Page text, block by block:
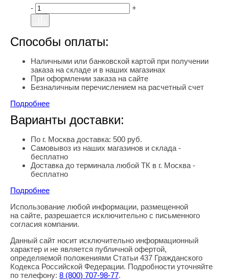
- +
Способы оплаты:
Наличными или банковской картой при получении
заказа на складе и в наших магазинах
При оформлении заказа на сайте
Безналичным перечислением на расчетный счет
Подробнее
Варианты доставки:
По г. Москва доставка: 500 руб.
Самовывоз из наших магазинов и склада -
бесплатно
Доставка до терминала любой ТК в г. Москва -
бесплатно
Подробнее
Правовая информация
Использование любой информации, размещенной
на сайте, разрешается исключительно с письменного
согласия компании.
Данный сайт носит исключительно информационный
характер и не является публичной офертой,
определяемой положениями Статьи 437 Гражданского
Кодекса Российской Федерации. Подробности уточняйте
по телефону: 8 (800) 707-98-77.